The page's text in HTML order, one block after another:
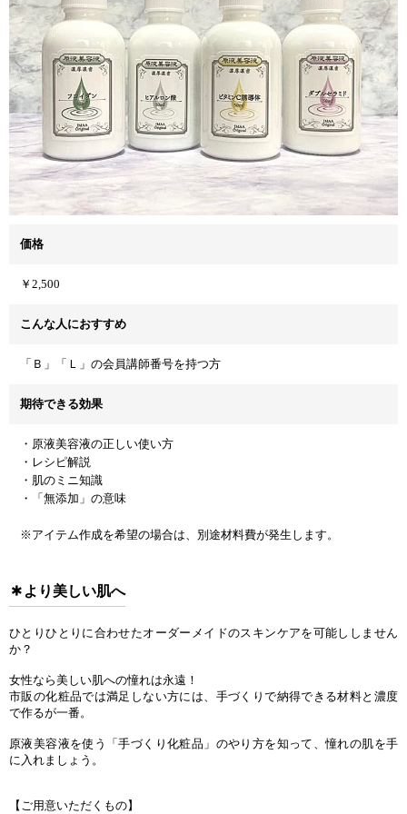
価格
￥2,500
こんな人におすすめ
「Ｂ」「Ｌ」の会員講師番号を持つ方
期待できる効果
・原液美容液の正しい使い方
・レシピ解説
・肌のミニ知識
・「無添加」の意味
※アイテム作成を希望の場合は、別途材料費が発生します。
より美しい肌へ
ひとりひとりに合わせたオーダーメイドのスキンケアを可能ししません
か？
女性なら美しい肌への憧れは永遠！
市販の化粧品では満足しない方には、手づくりで納得できる材料と濃度
で作るが一番。
原液美容液を使う「手づくり化粧品」のやり方を知って、憧れの肌を手
に入れましょう。
【ご用意いただくもの】